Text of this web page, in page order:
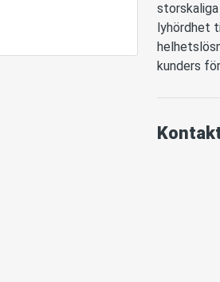
storskaliga
lyhördhet
kunders